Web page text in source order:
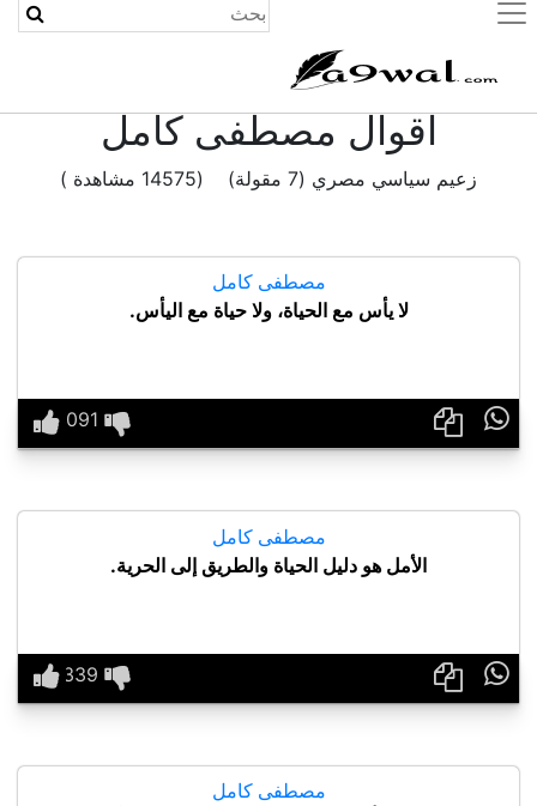
(current)
اقوال مصطفى كامل
زعيم سياسي مصري (7 مقولة) (14575 مشاهدة )
مصطفى كامل
لا يأس مع الحياة، ولا حياة مع اليأس.

مصطفى كامل
الأمل هو دليل الحياة والطريق إلى الحرية.

مصطفى كامل